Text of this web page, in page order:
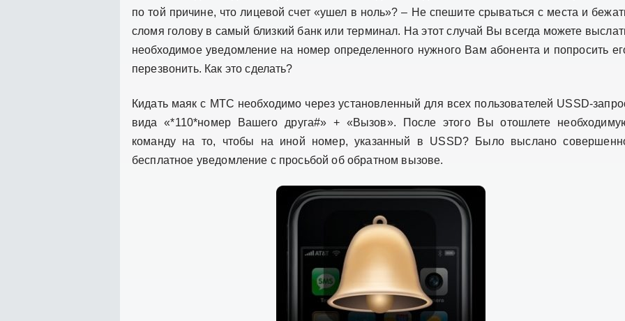
по той причине, что лицевой счет «ушел в ноль»? – Не спешите срываться с места и
сломя голову в самый близкий банк или терминал. На этот случай Вы всегда можете
необходимое уведомление на номер определенного нужного Вам абонента и попросить
перезвонить. Как это сделать?
Кидать маяк с МТС необходимо через установленный для всех пользователей USSD-
вида «*110*номер Вашего друга#» + «Вызов». После этого Вы отошлете
команду на то, чтобы на иной номер, указанный в USSD? Было выслано
бесплатное уведомление с просьбой об обратном вызове.